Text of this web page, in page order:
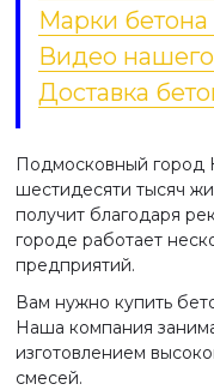
Марки
Видео нашего
Доставка
Подмосковный город
шестидесяти тысяч
получит благодаря
городе работает
предприятий.
Вам нужно купить
Наша компания
изготовлением
смесей.